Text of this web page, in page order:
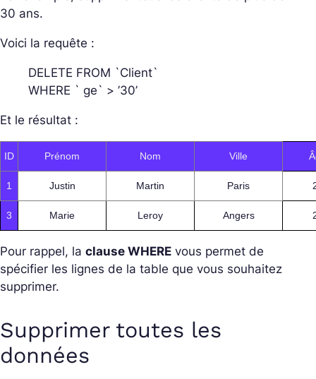
30 ans.
Voici la requête :
DELETE FROM `Client`
WHERE ` ge` > ’30’
Et le résultat :
ID Prénom Nom Ville
1 Justin Martin Paris
3 Marie Leroy Angers
Pour rappel, la clause WHERE vous permet de
spécifier les lignes de la table que vous souhaitez
supprimer.
Supprimer toutes les
données